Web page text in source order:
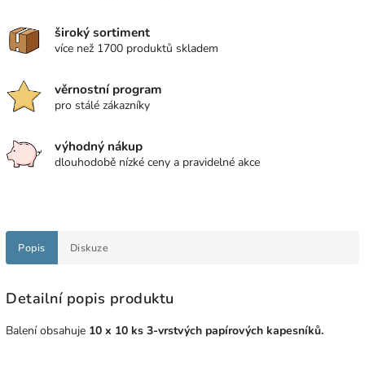
široký sortiment
více než 1700 produktů skladem
věrnostní program
pro stálé zákazníky
výhodný nákup
dlouhodobě nízké ceny a pravidelné akce
Popis Diskuze
Detailní popis produktu
Balení obsahuje 10 x 10 ks 3-vrstvých papírových kapesníků.